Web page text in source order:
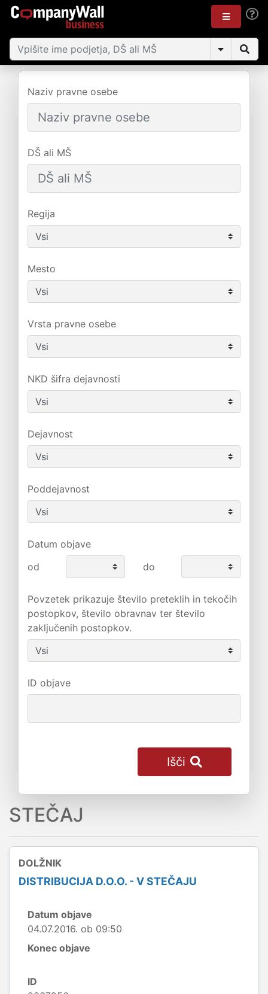
Naziv pravne osebe
DŠ ali MŠ
Regija
Mesto
Vrsta pravne osebe
NKD šifra dejavnosti
Dejavnost
Poddejavnost
Datum objave
od
do
Povzetek prikazuje število preteklih in tekočih
postopkov, število obravnav ter število
zaključenih postopkov.
ID objave
Išči
STEČAJ
DOLŽNIK
DISTRIBUCIJA D.O.O. - V STEČAJU
Datum objave
04.07.2016. ob 09:50
Konec objave
ID